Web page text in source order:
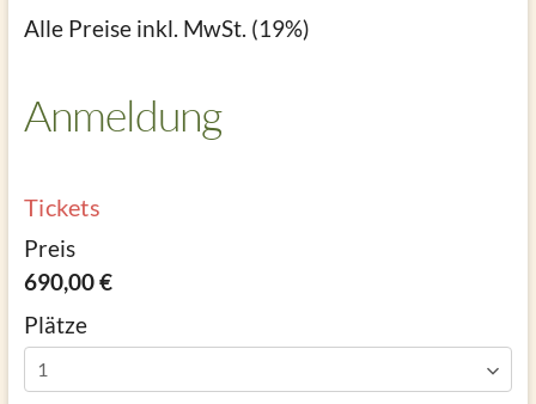
Alle Preise inkl. MwSt. (19%)
Anmeldung
Tickets
Preis
690,00 €
Plätze